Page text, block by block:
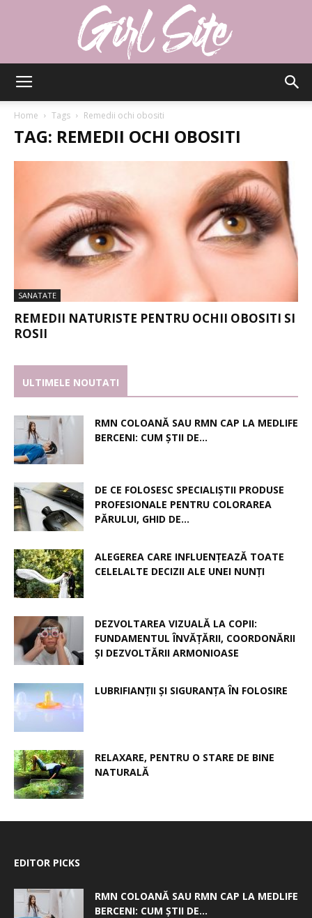
Home Tags Remedii ochi obositi
TAG: REMEDII OCHI OBOSITI
SANATATE
REMEDII NATURISTE PENTRU OCHII OBOSITI SI
ROSII
ULTIMELE NOUTATI
RMN COLOANĂ SAU RMN CAP LA MEDLIFE
BERCENI: CUM ȘTII DE...
DE CE FOLOSESC SPECIALIȘTII PRODUSE
PROFESIONALE PENTRU COLORAREA
PĂRULUI, GHID DE...
ALEGEREA CARE INFLUENȚEAZĂ TOATE
CELELALTE DECIZII ALE UNEI NUNȚI
DEZVOLTAREA VIZUALĂ LA COPII:
FUNDAMENTUL ÎNVĂȚĂRII, COORDONĂRII
ȘI DEZVOLTĂRII ARMONIOASE
LUBRIFIANȚII ȘI SIGURANȚA ÎN FOLOSIRE
RELAXARE, PENTRU O STARE DE BINE
NATURALĂ
EDITOR PICKS
RMN COLOANĂ SAU RMN CAP LA MEDLIFE
BERCENI: CUM ȘTII DE...